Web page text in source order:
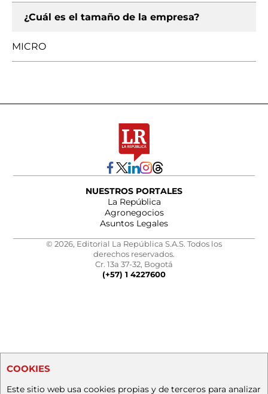
¿Cuál es el tamaño de la empresa?
MICRO
NUESTROS PORTALES
La República
Agronegocios
Asuntos Legales
© 2026, Editorial La República S.A.S. Todos los
derechos reservados.
Cr. 13a 37-32, Bogotá
(+57) 1 4227600
COOKIES
Este sitio web usa cookies propias y de terceros para analizar